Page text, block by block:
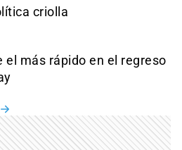
criolla
el más rápido en el regreso